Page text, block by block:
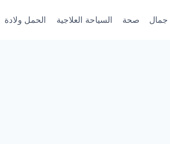
جمال صحة السياحة العلاجية الحمل ولادة